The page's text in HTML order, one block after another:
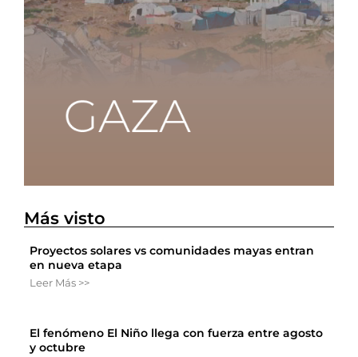
Más visto
Proyectos solares vs comunidades mayas entran
en nueva etapa
Leer Más >>
El fenómeno El Niño llega con fuerza entre agosto
y octubre